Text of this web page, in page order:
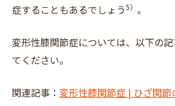
症することもあるでしょう5） 。
変形性膝関節症については、以下の
てください。
関連記事： 変形性膝関節症 | ひざ関節